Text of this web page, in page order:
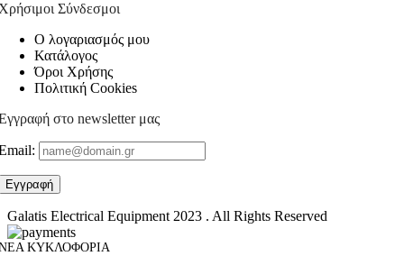
Σύνδεσμοι
Ο λογαριασμός μου
Κατάλογος
Όροι Χρήσης
Πολιτική Cookies
στο newsletter μας
Galatis Electrical Equipment2023 . All Rights Reserved
ΚΥΚΛΟΦΟΡΙΑ